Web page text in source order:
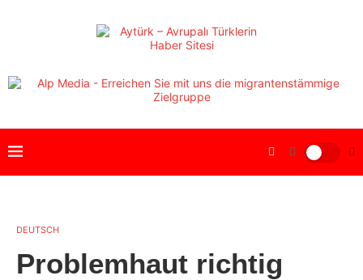
DEUTSCH
Problemhaut richtig